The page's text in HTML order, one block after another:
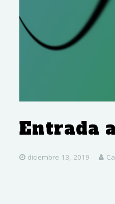
Entrada
diciembre 13, 2019